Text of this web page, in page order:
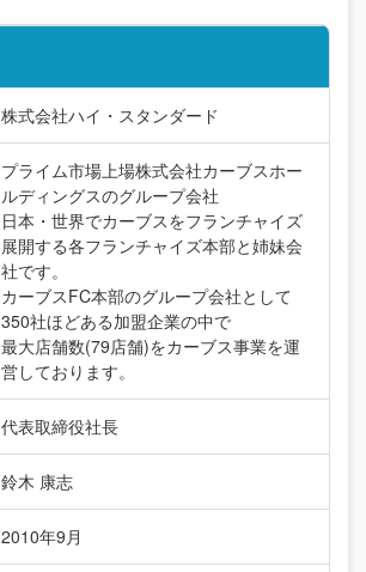
株式会社ハイ・スタンダード
プライム市場上場株式会社カーブスホー
ルディングスのグループ会社
日本・世界でカーブスをフランチャイズ
展開する各フランチャイズ本部と姉妹会
社です。
カーブスFC本部のグループ会社として
350社ほどある加盟企業の中で
最大店舗数(79店舗)をカーブス事業を運
営しております。
代表取締役社長
鈴木 康志
2010年9月